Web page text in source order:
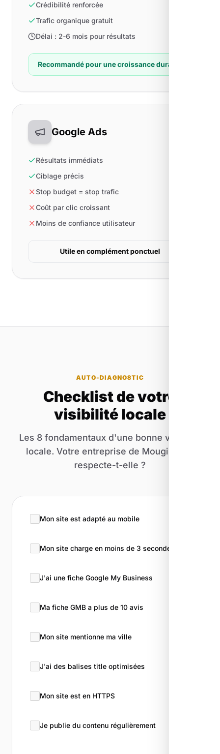
Crédibilité renforcée
Trafic organique gratuit
Délai : 2-6 mois pour résultats
Recommandé pour une croissance durable
Google Ads
Résultats immédiats
Ciblage précis
Stop budget = stop trafic
Coût par clic croissant
Moins de confiance utilisateur
Utile en complément ponctuel
AUTO-DIAGNOSTIC
Checklist de votre
visibilité locale
Les 8 fondamentaux d'une bonne visibilité
locale. Votre entreprise de Mougins les
respecte-t-elle ?
Mon site est adapté au mobile
Mon site charge en moins de 3 secondes
J'ai une fiche Google My Business
Ma fiche GMB a plus de 10 avis
Mon site mentionne ma ville
J'ai des balises title optimisées
Mon site est en HTTPS
Je publie du contenu régulièrement